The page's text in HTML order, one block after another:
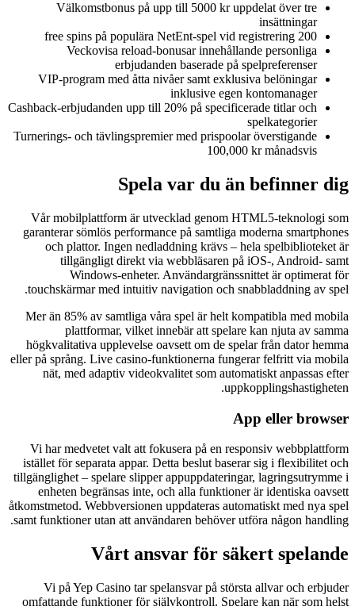
Välkomstbonus på upp till 5000 kr uppdelat över tre
insättningar
200 free spins på populära NetEnt-spel vid registrering
Veckovisa reload-bonusar innehållande personliga
erbjudanden baserade på spelpreferenser
VIP-program med åtta nivåer samt exklusiva belöningar
inklusive egen kontomanager
Cashback-erbjudanden upp till 20% på specificerade titlar och
spelkategorier
Turnerings- och tävlingspremier med prispoolar överstigande
100,000 kr månadsvis
Spela var du än befinner dig
Vår mobilplattform är utvecklad genom HTML5-teknologi som
garanterar sömlös performance på samtliga moderna smartphones
och plattor. Ingen nedladdning krävs – hela spelbiblioteket är
tillgängligt direkt via webbläsaren på iOS-, Android- samt
Windows-enheter. Användargränssnittet är optimerat för
touchskärmar med intuitiv navigation och snabbladdning av spel.
Mer än 85% av samtliga våra spel är helt kompatibla med mobila
plattformar, vilket innebär att spelare kan njuta av samma
högkvalitativa upplevelse oavsett om de spelar från dator hemma
eller på språng. Live casino-funktionerna fungerar felfritt via mobila
nät, med adaptiv videokvalitet som automatiskt anpassas efter
uppkopplingshastigheten.
App eller browser
Vi har medvetet valt att fokusera på en responsiv webbplattform
istället för separata appar. Detta beslut baserar sig i flexibilitet och
tillgänglighet – spelare slipper appuppdateringar, lagringsutrymme i
enheten begränsas inte, och alla funktioner är identiska oavsett
åtkomstmetod. Webbversionen uppdateras automatiskt med nya spel
samt funktioner utan att användaren behöver utföra någon handling.
Vårt ansvar för säkert spelande
Vi på Yep Casino tar spelansvar på största allvar och erbjuder
omfattande funktioner för självkontroll. Spelare kan när som helst